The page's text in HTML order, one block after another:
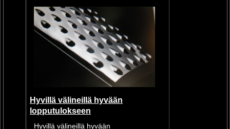
Hyvillä välineillä hyvään
lopputulokseen
Hyvillä välineillä hyvään